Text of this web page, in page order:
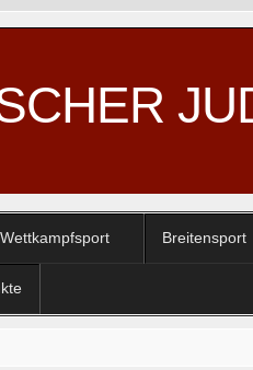
Wettkampfsport Breitensport